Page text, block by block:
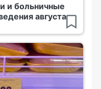
и больничные
августа